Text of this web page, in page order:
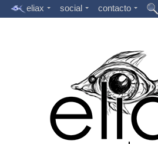
eliax social contacto